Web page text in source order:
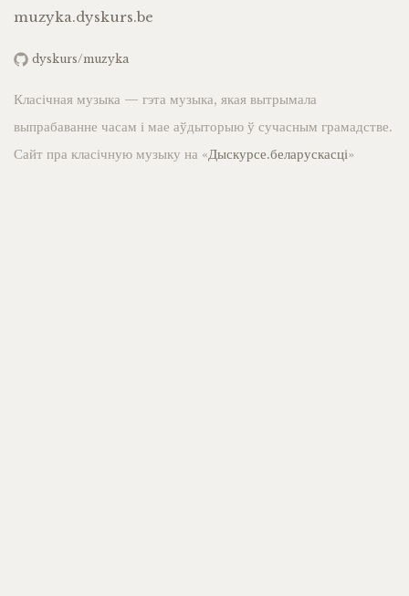
muzyka.dyskurs.be
dyskurs/muzyka
Класічная музыка — гэта музыка, якая вытрымала
выпрабаванне часам і мае аўдыторыю ў сучасным грамадстве.
Сайт пра класічную музыку на «Дыскурсе.беларускасці»